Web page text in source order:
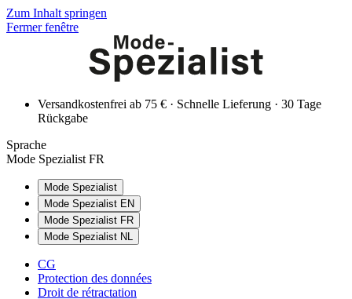
Zum Inhalt springen
Fermer fenêtre
Versandkostenfrei ab 75 € · Schnelle Lieferung · 30 Tage
Rückgabe
Sprache
Mode Spezialist FR
Mode Spezialist
Mode Spezialist EN
Mode Spezialist FR
Mode Spezialist NL
CG
Protection des données
Droit de rétractation